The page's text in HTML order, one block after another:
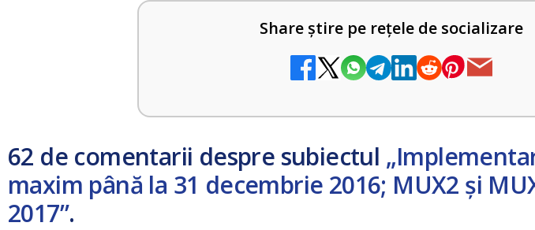
Share știre pe rețele de socializare
62 de comentarii despre subiectul
maxim până la 31 decembrie 2016; MUX2 şi
2017”.